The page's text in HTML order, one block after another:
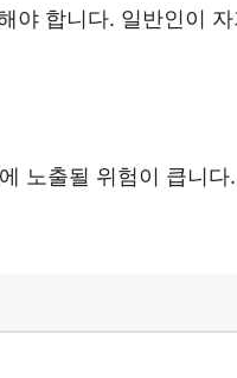
야 합니다. 일반인이
노출될 위험이 큽니